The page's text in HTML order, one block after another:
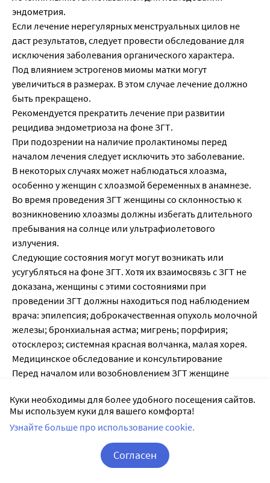
эндометрия.
Если лечение нерегулярных менструальных цилов не
даст результатов, следует провести обследование для
исключения заболевания органического характера.
Под влиянием эстрогенов миомы матки могут
увеличиться в размерах. В этом случае лечение должно
быть прекращено.
Рекомендуется прекратить лечение при развитии
рецидива эндометриоза на фоне ЗГТ.
При подозрении на наличие пролактиномы перед
началом лечения следует исключить это заболевание.
В некоторых случаях может наблюдаться хлоазма,
особенно у женщин с хлоазмой беременных в анамнезе.
Во время проведения ЗГТ женщины со склонностью к
возникновению хлоазмы должны избегать длительного
пребывания на солнце или ультрафиолетового
излучения.
Следующие состояния могут могут возникать или
усугубляться на фоне ЗГТ. Хотя их взаимосвязь с ЗГТ не
доказана, женщины с этими состояниями при
проведении ЗГТ должны находиться под наблюдением
врача: эпилепсия; доброкачественная опухоль молочной
железы; бронхиальная астма; мигрень; порфирия;
отосклероз; системная красная волчанка, малая хорея.
Медицинское обследование и консультирование
Перед началом или возобновлением ЗГТ женщине
гинекологическое обследование (включая
исследование молочных желез и цитологическое
исследование цервикальной слизи), исключить
беременность. Кроме того, следует исключить
нарушения системы свертывания крови. Периодически
Куки необходимы для более удобного посещения сайтов.
Мы используем куки для вашего комфорта!
Узнайте больше про использование cookie.
Согласен